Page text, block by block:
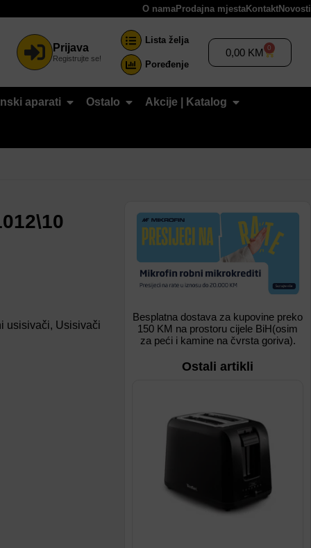
O nama Prodajna mjesta KontaktNovosti
Prijava
Registrujte se!
Lista želja
Poređenje
0,00 KM 0
aparati Ostalo Akcije | Katalog
usisivači, Usisivači
Besplatna dostava za kupovine preko
150 KM na prostoru cijele BiH(osim
za peći i kamine na čvrsta goriva).
Ostali artikli
Dodaj u poređenje